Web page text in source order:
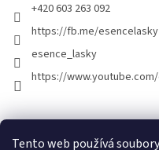
Tento web používá
+420 603 263 092
https://fb.me/esencelasky
esence_lasky
https://